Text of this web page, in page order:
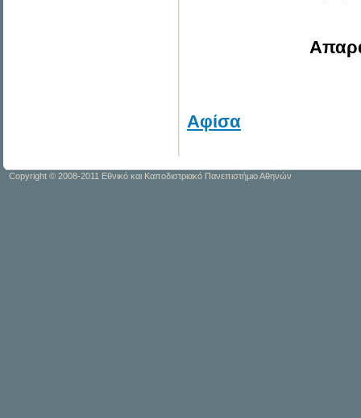
Αφίσα
Copyright © 2008-2011 Εθνικό και Καποδιστριακό Πανεπιστήμιο Αθηνών